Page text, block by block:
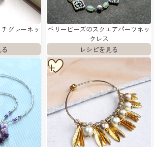
グレーネッ
ベリービーズのスクエアパーツネッ
クレス